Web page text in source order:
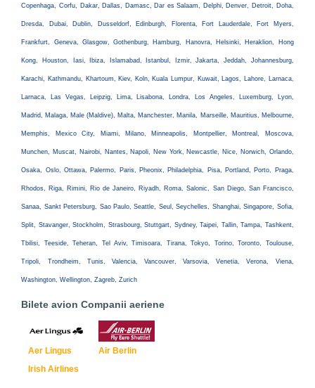
Copenhaga, Corfu, Dakar, Dallas, Damasc, Dar es Salaam, Delphi, Denver, Detroit, Doha,
Dresda, Dubai, Dublin, Dusseldorf, Edinburgh, Florenta, Fort Lauderdale, Fort Myers,
Frankfurt, Geneva, Glasgow, Gothenburg, Hamburg, Hanovra, Helsinki, Heraklion, Hong
Kong, Houston, Iasi, Ibiza, Islamabad, Istanbul, Izmir, Jakarta, Jeddah, Johannesburg,
Karachi, Kathmandu, Khartoum, Kiev, Koln, Kuala Lumpur, Kuwait, Lagos, Lahore, Larnaca,
Larnaca, Las Vegas, Leipzig, Lima, Lisabona, Londra, Los Angeles, Luxemburg, Lyon,
Madrid, Malaga, Male (Maldive), Malta, Manchester, Manila, Marseille, Mauritius, Melbourne,
Memphis, Mexico City, Miami, Milano, Minneapolis, Montpellier, Montreal, Moscova,
Munchen, Muscat, Nairobi, Nantes, Napoli, New York, Newcastle, Nice, Norwich, Orlando,
Osaka, Oslo, Ottawa, Palermo, Paris, Pheonix, Philadelphia, Pisa, Portland, Porto, Praga,
Rhodos, Riga, Rimini, Rio de Janeiro, Riyadh, Roma, Salonic, San Diego, San Francisco,
Sanaa, Sankt Petersburg, Sao Paulo, Seattle, Seul, Seychelles, Shanghai, Singapore, Sofia,
Split, Stavanger, Stockholm, Strasbourg, Stuttgart, Sydney, Taipei, Tallin, Tampa, Tashkent,
Tbilisi, Teeside, Teheran, Tel Aviv, Timisoara, Tirana, Tokyo, Torino, Toronto, Toulouse,
Tripoli, Trondheim, Tunis, Valencia, Vancouver, Varsovia, Venetia, Verona, Viena,
Washington, Wellington, Zagreb, Zurich
Bilete avion Companii aeriene
Aer Lingus
Irish Airlines
Air Berlin